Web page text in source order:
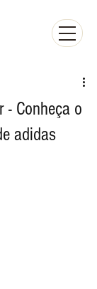
- Conheça o
adidas